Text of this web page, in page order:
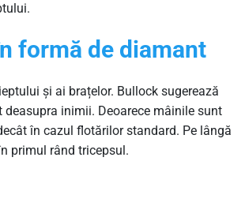
formă de diamant
și ai brațelor. Bullock sugerează
deasupra inimii. Deoarece mâinile sunt
în cazul flotărilor standard. Pe lângă
primul rând tricepsul.